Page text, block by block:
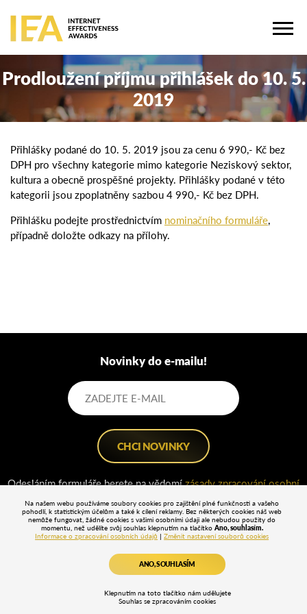
Prodloužení příjmu přihlášek do 10. 5.
2019
Přihlášky podané do 10. 5. 2019 jsou za cenu 6 990,- Kč bez
DPH pro všechny kategorie mimo kategorie Neziskový sektor,
kultura a obecně prospěšné projekty. Přihlášky podané v této
kategorii jsou zpoplatněny sazbou 4 990,- Kč bez DPH.
Přihlášku podejte prostřednictvím nominačního formuláře,
případně doložte odkazy na přílohy.
Novinky do e-mailu!
Odesláním formuláře berete na vědomízásady zpracování osobní
Na našem webu používáme soubory cookies pro zajištění plné funkčnosti a vašeho
pohodlí, k statistickým účelům a také k cílení reklamy. Bez některých cookies náš web
nemůže fungovat, žádné cookies s vašimi osobními údaji ale nebudou použity do
momentu, než udělíte svůj souhlas klepnutím na tlačítko Ano, souhlasím.
Informace o zpracování osobních údajů |Změnit nastavení souborů cookies
ANO, SOUHLASÍM
Klepnutím na toto tlačítko nám udělujete
Souhlas se zpracováním cookies